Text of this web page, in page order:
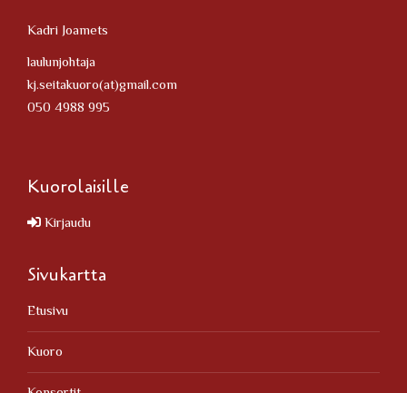
Kadri Joamets
laulunjohtaja
kj.seitakuoro(at)gmail.com
050 4988 995
Kuorolaisille
Kirjaudu
Sivukartta
Etusivu
Kuoro